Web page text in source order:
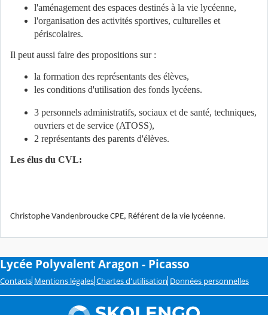
l'aménagement des espaces destinés à la vie lycéenne,
l'organisation des activités sportives, culturelles et
périscolaires.
Il peut aussi faire des propositions sur :
la formation des représentants des élèves,
les conditions d'utilisation des fonds lycéens.
3 personnels administratifs, sociaux et de santé, techniques,
ouvriers et de service (ATOSS),
2 représentants des parents d'élèves.
Les élus du CVL:
Christophe Vandenbroucke CPE, Référent de la vie lycéenne.
Lycée Polyvalent Aragon - Picasso
Contacts Mentions légales Chartes d'utilisation Données personnelles